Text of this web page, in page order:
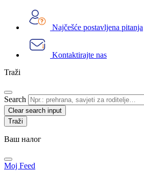
Najčešće postavljena pitanja
Kontaktirajte nas
Traži
Search
Clear search input
Ваш налог
Moj Feed